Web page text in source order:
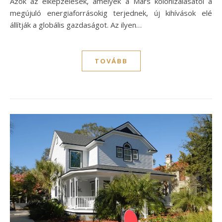
megújuló energiaforrásokig terjednek, új kihívások elé
állítják a globális gazdaságot. Az ilyen…
TOVÁBB